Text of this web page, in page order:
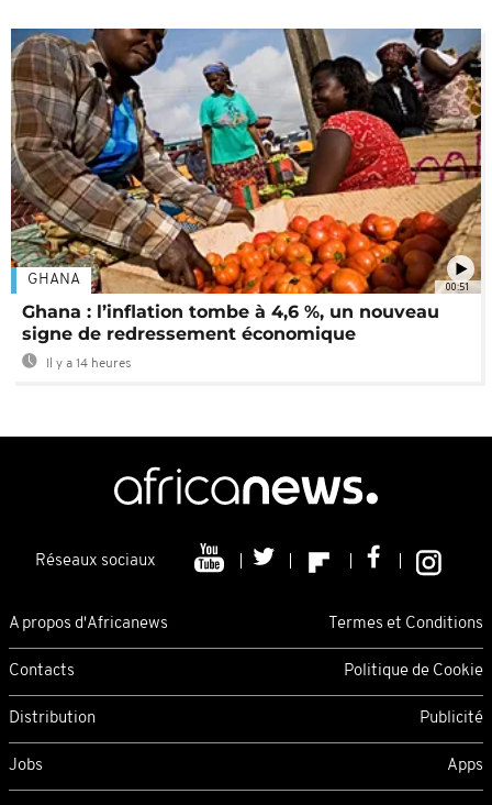
00:51
GHANA
Ghana : l’inflation tombe à 4,6 %, un nouveau
signe de redressement économique
Il y a 14 heures
Réseaux sociaux
A propos d'Africanews Termes et Conditions
Contacts Politique de Cookie
Distribution Publicité
Jobs Apps